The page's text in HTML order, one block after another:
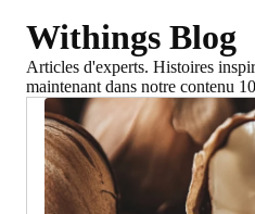
Withings Blog
Articles d'experts. Histoires
maintenant dans notre contenu